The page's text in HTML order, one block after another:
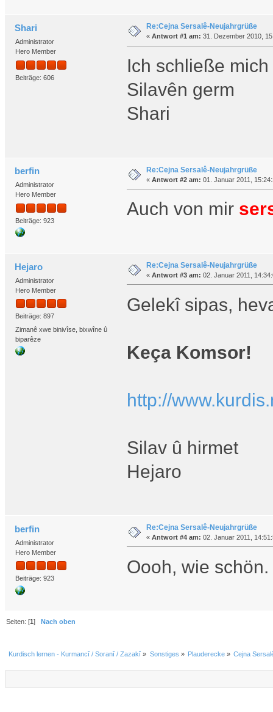
Shari
Administrator
Hero Member
Beiträge: 606
Re:Cejna Sersalê-Neujahrgrüße
« Antwort #1 am: 31. Dezember 2010,
Ich schließe
Silavên germ
Shari
berfin
Administrator
Hero Member
Beiträge: 923
Re:Cejna Sersalê-Neujahrgrüße
« Antwort #2 am: 01. Januar 2011,
Auch von mir
Hejaro
Administrator
Hero Member
Beiträge: 897
Zimanê xwe binivîse, bixwîne û
biparêze
Re:Cejna Sersalê-Neujahrgrüße
« Antwort #3 am: 02. Januar 2011,
Gelekî sipas,
Keça Komsor!
http://
Silav û hirmet
Hejaro
berfin
Administrator
Hero Member
Beiträge: 923
Re:Cejna Sersalê-Neujahrgrüße
« Antwort #4 am: 02. Januar 2011,
Oooh, wie
Seiten: [1]Nach oben
Kurdisch lernen - Kurmancî / Soranî / Zazakî » Sonstiges » Plauderecke» Cejna